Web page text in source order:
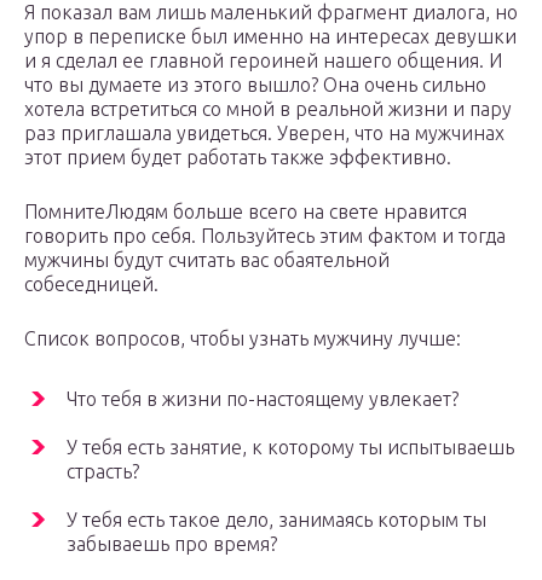
Я показал вам лишь маленький фрагмент диалога, но
упор в переписке был именно на интересах девушки
и я сделал ее главной героиней нашего общения. И
что вы думаете из этого вышло? Она очень сильно
хотела встретиться со мной в реальной жизни и пару
раз приглашала увидеться. Уверен, что на мужчинах
этот прием будет работать также эффективно.
ПомнитеЛюдям больше всего на свете нравится
говорить про себя. Пользуйтесь этим фактом и тогда
мужчины будут считать вас обаятельной
собеседницей.
Список вопросов, чтобы узнать мужчину лучше:
Что тебя в жизни по-настоящему увлекает?
У тебя есть занятие, к которому ты испытываешь
страсть?
У тебя есть такое дело, занимаясь которым ты
забываешь про время?